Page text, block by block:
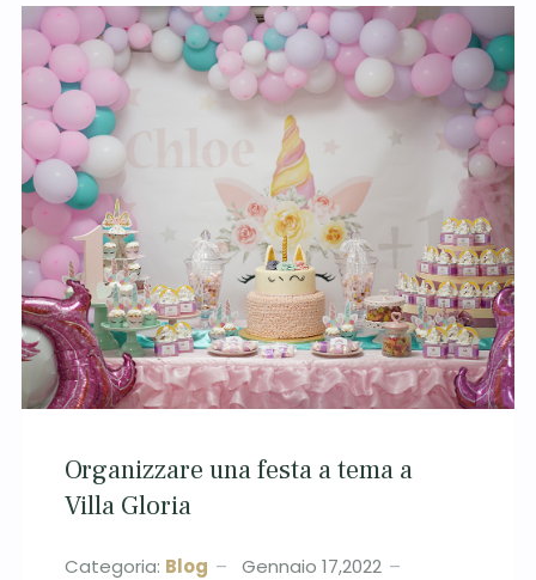
Organizzare una festa a tema a
Villa Gloria
Categoria: Blog
Gennaio 17,2022